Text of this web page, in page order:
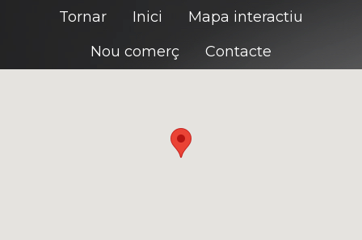
Tornar Inici
Mapa interactiu
Nou comerç
Contacte